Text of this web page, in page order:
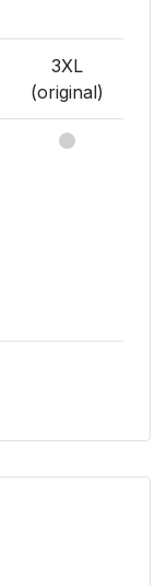
3XL
(original)